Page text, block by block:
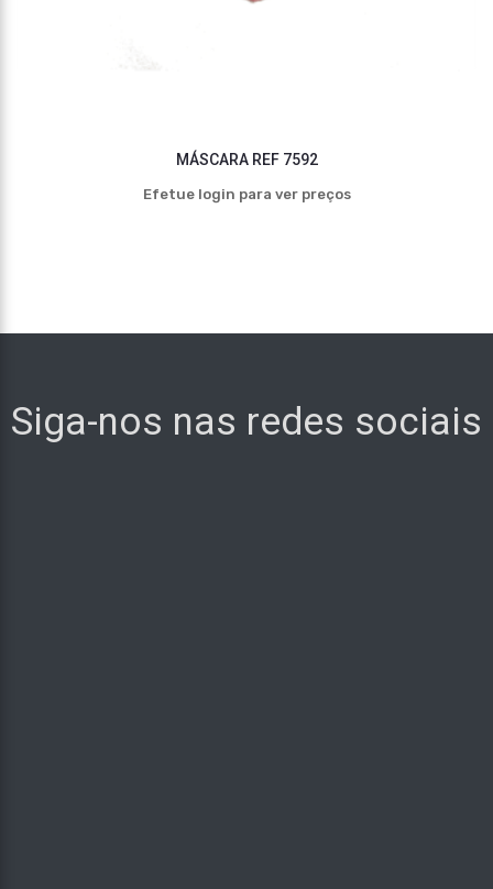
MÁSCARA REF 7592
Efetue login para ver preços
Siga-nos nas redes sociais